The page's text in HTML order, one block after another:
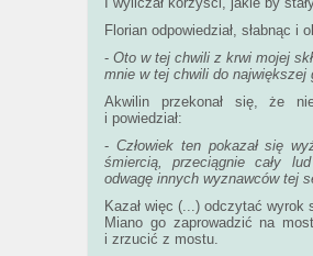
Florian odpowiedział, słabnąc i
- Oto w tej chwili z krwi mojej
mnie w tej chwili do największej
Akwilin przekonał się, że
i powiedział:
- Człowiek ten pokazał się
śmiercią, przeciągnie cały
odwagę innych wyznawców tej
Kazał więc (...) odczytać
Miano go zaprowadzić na
i zrzucić z mostu.